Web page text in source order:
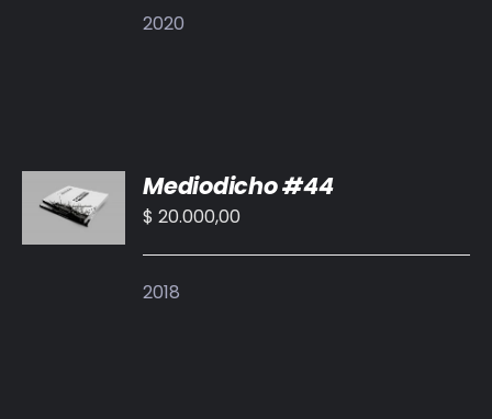
2020
AL
CARRITO
/
Mediodicho #44
$ 20.000,00
2018